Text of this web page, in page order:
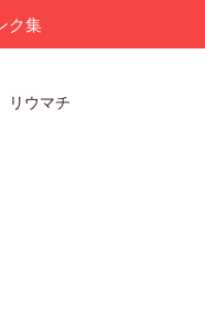
ク集
ウマチ